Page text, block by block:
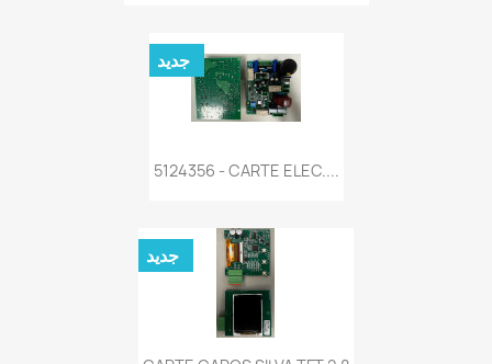
5124356 - CARTE ELEC....
جديد
جديد